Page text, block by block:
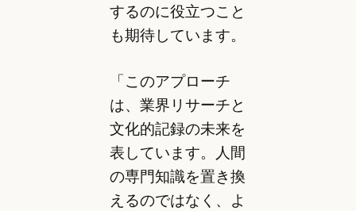
するのに役立つこと
も期待しています。
「このアプローチ
は、業界リサーチと
文化的記録の未来を
表しています。人間
の専門知識を置き換
えるのではなく、よ